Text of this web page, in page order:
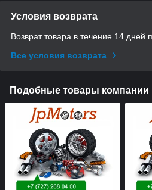
Условия возврата
Возврат товара в течение 14 дней
Все условия возврата
Подобные товары компании